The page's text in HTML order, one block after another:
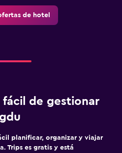
de hotel
fácil de gestionar
planificar, organizar y viajar
Trips es gratis y está